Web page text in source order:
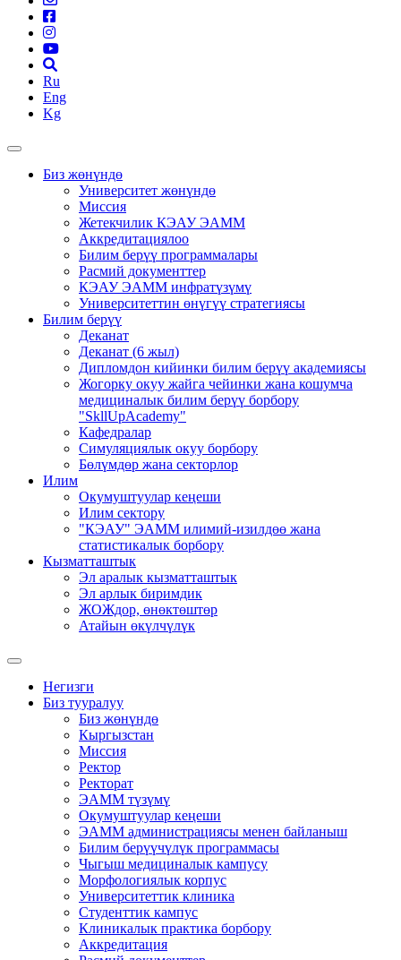
Ru
Eng
Kg
Биз жөнүндө
Университет жөнүндө
Миссия
Жетекчилик КЭАУ ЭАММ
Аккредитациялоо
Билим берүү программалары
Расмий документтер
КЭАУ ЭАММ инфратүзүмү
Университеттин өнүгүү стратегиясы
Билим берүү
Деканат
Деканат (6 жыл)
Дипломдон кийинки билим берүү академиясы
Жогорку окуу жайга чейинки жана кошумча
медициналык билим берүү борбору
"SkllUpAcademy"
Кафедралар
Симуляциялык окуу борбору
Бөлүмдөр жана секторлор
Илим
Окумуштуулар кеңеши
Илим сектору
"КЭАУ" ЭАММ илимий-изилдөө жана
статистикалык борбору
Кызматташтык
Эл аралык кызматташтык
Эл арлык биримдик
ЖОЖдор, өнөктөштөр
Атайын өкүлчүлүк
Негизги
Биз тууралуу
Биз жөнүндө
Кыргызстан
Миссия
Ректор
Ректорат
ЭАММ түзүмү
Окумуштуулар кеңеши
ЭАММ администрациясы менен байланыш
Билим берүүчүлүк программасы
Чыгыш медициналык кампусу
Морфологиялык корпус
Университеттик клиника
Студенттик кампус
Клиникалык практика борбору
Аккредитация